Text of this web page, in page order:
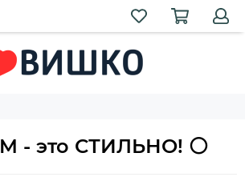
- это СТИЛЬНО! ⚪